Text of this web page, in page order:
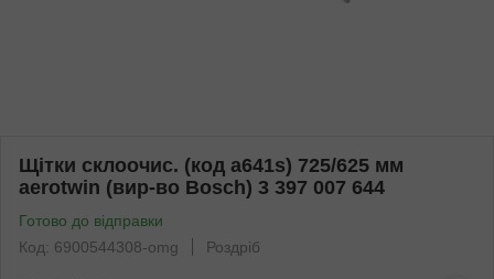
Щітки склоочис. (код a641s) 725/625 мм
aerotwin (вир-во Bosch) 3 397 007 644
Готово до відправки
Код: 6900544308-omg
Роздріб